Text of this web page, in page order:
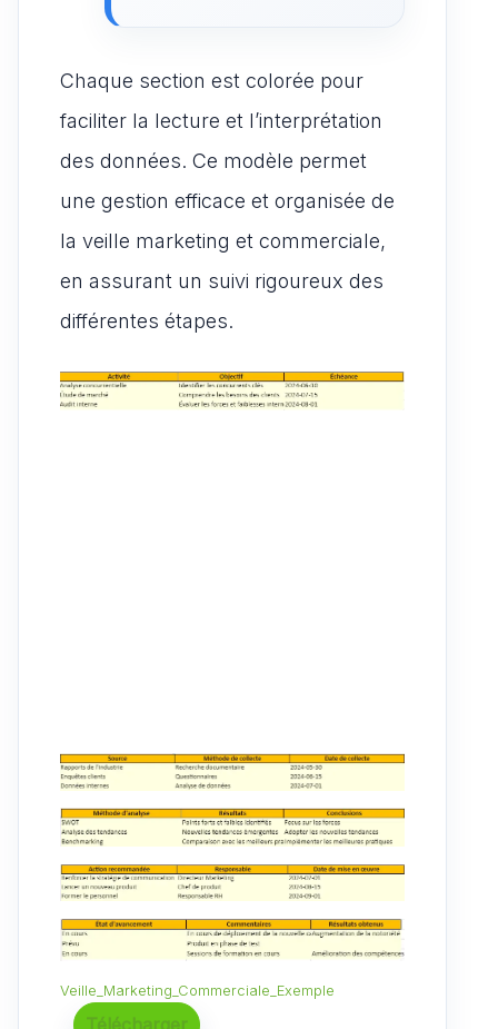
Chaque section est colorée pour
faciliter la lecture et l’interprétation
des données. Ce modèle permet
une gestion efficace et organisée de
la veille marketing et commerciale,
en assurant un suivi rigoureux des
différentes étapes.
Veille_Marketing_Commerciale_Exemple